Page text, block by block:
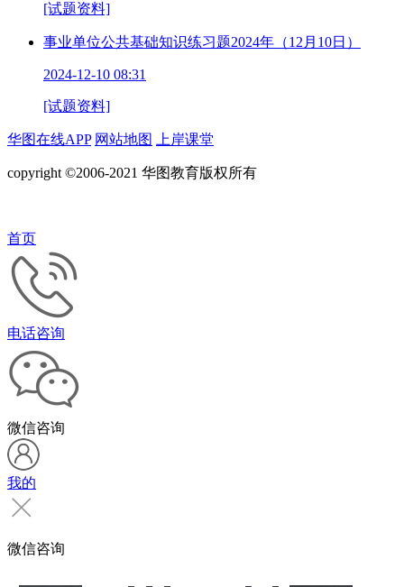
[试题资料]
事业单位公共基础知识练习题2024年（12月10日）
2024-12-10 08:31
[试题资料]
华图在线APP 网站地图 上岸课堂
copyright ©2006-2021 华图教育版权所有
首页
电话咨询
微信咨询
我的
微信咨询